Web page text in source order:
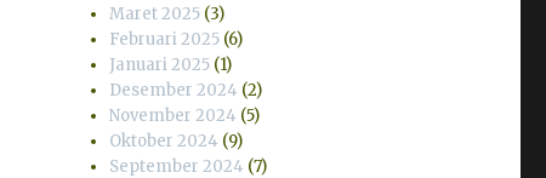
Maret 2025 (3)
Februari 2025 (6)
Januari 2025 (1)
Desember 2024 (2)
November 2024 (5)
Oktober 2024 (9)
September 2024 (7)